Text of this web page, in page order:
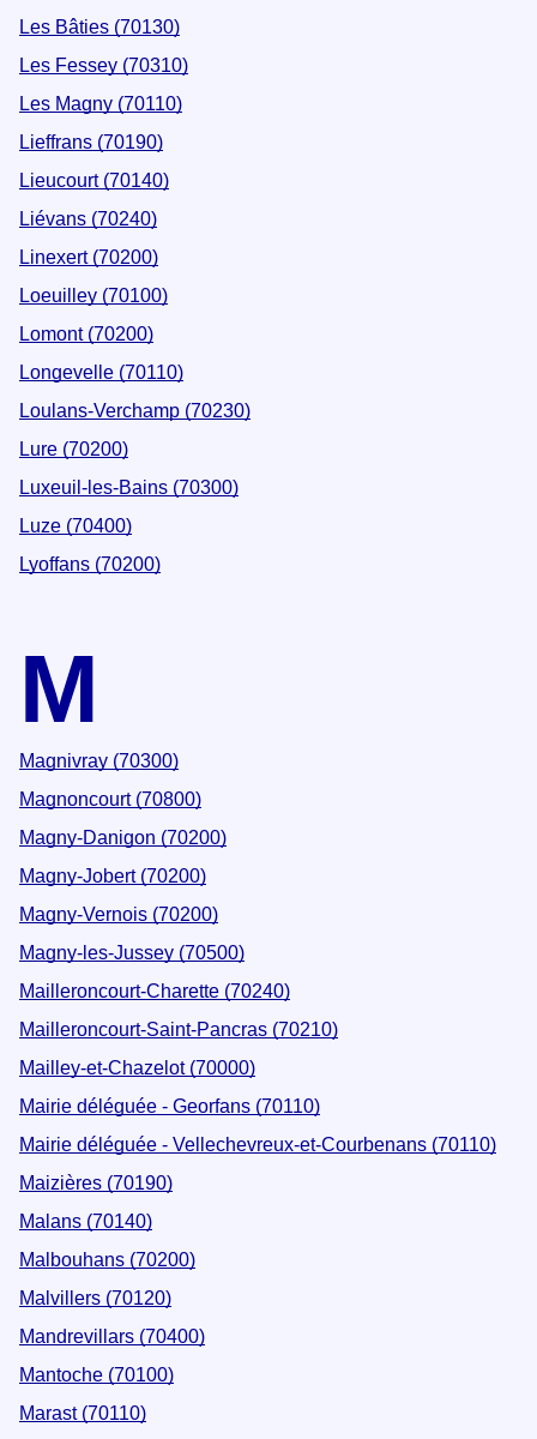
Les Bâties (70130)
Les Fessey (70310)
Les Magny (70110)
Lieffrans (70190)
Lieucourt (70140)
Liévans (70240)
Linexert (70200)
Loeuilley (70100)
Lomont (70200)
Longevelle (70110)
Loulans-Verchamp (70230)
Lure (70200)
Luxeuil-les-Bains (70300)
Luze (70400)
Lyoffans (70200)
M
Magnivray (70300)
Magnoncourt (70800)
Magny-Danigon (70200)
Magny-Jobert (70200)
Magny-Vernois (70200)
Magny-les-Jussey (70500)
Mailleroncourt-Charette (70240)
Mailleroncourt-Saint-Pancras (70210)
Mailley-et-Chazelot (70000)
Mairie déléguée - Georfans (70110)
Mairie déléguée - Vellechevreux-et-Courbenans (70110)
Maizières (70190)
Malans (70140)
Malbouhans (70200)
Malvillers (70120)
Mandrevillars (70400)
Mantoche (70100)
Marast (70110)